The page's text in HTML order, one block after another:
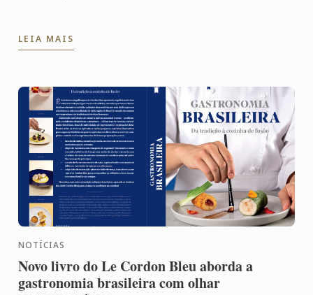
LEIA MAIS
NOTÍCIAS
Novo livro do Le Cordon Bleu aborda a
gastronomia brasileira com olhar